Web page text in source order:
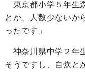
東京都小学５年生
とか、人数少ないか
ったです」
神奈川県中学２年
そうですし、自炊と